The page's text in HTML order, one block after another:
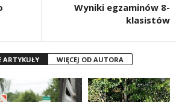
Wyniki egzaminów 8-
klasistów
ARTYKUŁY WIĘCEJ OD AUTORA